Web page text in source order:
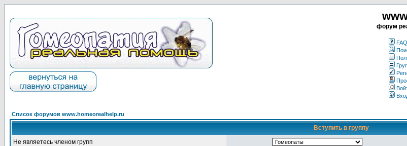
форум
FAQ
Список форумов www.homeorealhelp.ru
Вступить в группу
Не являетесь членом групп